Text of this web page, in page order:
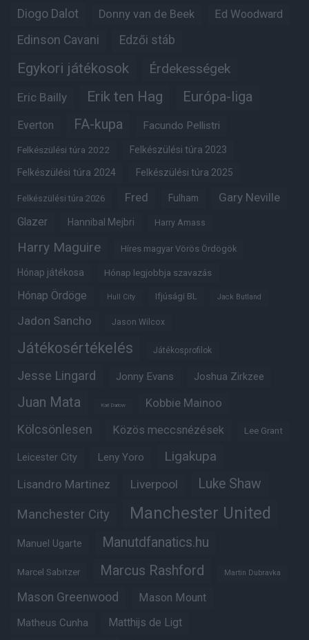
Diogo Dalot Donny van de Beek Ed Woodward
Edinson Cavani Edzői stáb
Egykori játékosok Érdekességek
Eric Bailly Erik ten Hag Európa-liga
Everton FA-kupa Facundo Pellistri
Felkészülési túra 2022 Felkészülési túra 2023
Felkészülési túra 2024 Felkészülési túra 2025
Felkészülési túra 2026 Fred Fulham Gary Neville
Glazer Hannibal Mejbri Harry Amass
Harry Maguire Híres magyar Vörös Ördögök
Hónap játékosa Hónap legjobbja szavazás
Hónap Ördöge Hull City Ifjúsági BL Jack Butland
Jadon Sancho Jason Wilcox
Játékosértékelés Játékosprofilok
Jesse Lingard Jonny Evans Joshua Zirkzee
Juan Mata Karl Darlow Kobbie Mainoo
Kölcsönlesen Közös meccsnézések Lee Grant
Leicester City Leny Yoro Ligakupa
Lisandro Martinez Liverpool Luke Shaw
Manchester City Manchester United
Manuel Ugarte Manutdfanatics.hu
Marcel Sabitzer Marcus Rashford Martin Dubravka
Mason Greenwood Mason Mount
Matheus Cunha Matthijs de Ligt